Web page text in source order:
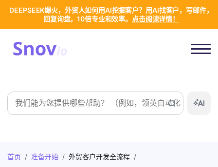
搜
索
首页 / 准备开始 / 外贸客户开发全流程 /
DEEPSEEK爆火，外贸人如何用AI挖掘客户？用AI找客户，写邮件，
回复询盘，10倍专业和效率。 点击阅读详情！